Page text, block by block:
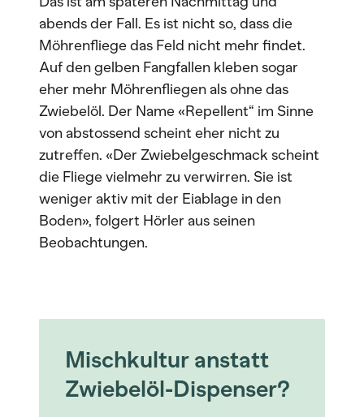
abends der Fall. Es ist nicht so, dass die
Möhrenfliege das Feld nicht mehr findet.
Auf den gelben Fangfallen kleben sogar
eher mehr Möhrenfliegen als ohne das
Zwiebelöl. Der Name «Repellent“ im Sinne
von abstossend scheint eher nicht zu
zutreffen. «Der Zwiebelgeschmack scheint
die Fliege vielmehr zu verwirren. Sie ist
weniger aktiv mit der Eiablage in den
Boden», folgert Hörler aus seinen
Beobachtungen.
Mischkultur anstatt
Zwiebelöl-Dispenser?